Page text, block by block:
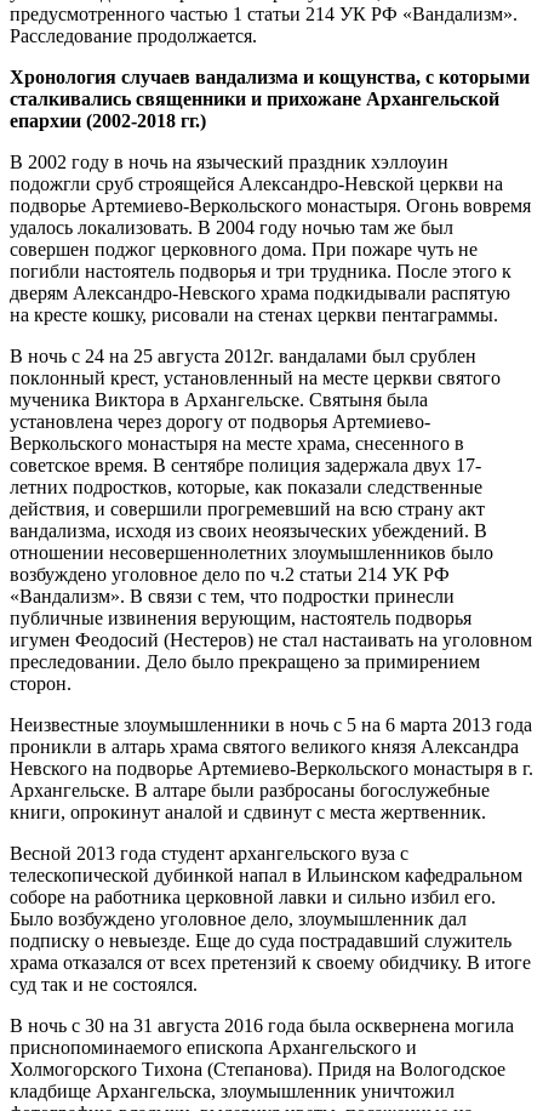
предусмотренного частью 1 статьи 214 УК РФ «Вандализм».
Расследование продолжается.
Хронология случаев вандализма и кощунства, с которыми
сталкивались священники и прихожане Архангельской
епархии (2002-2018 гг.)
В 2002 году в ночь на языческий праздник хэллоуин
подожгли сруб строящейся Александро-Невской церкви на
подворье Артемиево-Веркольского монастыря. Огонь вовремя
удалось локализовать. В 2004 году ночью там же был
совершен поджог церковного дома. При пожаре чуть не
погибли настоятель подворья и три трудника. После этого к
дверям Александро-Невского храма подкидывали распятую
на кресте кошку, рисовали на стенах церкви пентаграммы.
В ночь с 24 на 25 августа 2012г. вандалами был срублен
поклонный крест, установленный на месте церкви святого
мученика Виктора в Архангельске. Святыня была
установлена через дорогу от подворья Артемиево-
Веркольского монастыря на месте храма, снесенного в
советское время. В сентябре полиция задержала двух 17-
летних подростков, которые, как показали следственные
действия, и совершили прогремевший на всю страну акт
вандализма, исходя из своих неоязыческих убеждений. В
отношении несовершеннолетних злоумышленников было
возбуждено уголовное дело по ч.2 статьи 214 УК РФ
«Вандализм». В связи с тем, что подростки принесли
публичные извинения верующим, настоятель подворья
игумен Феодосий (Нестеров) не стал настаивать на уголовном
преследовании. Дело было прекращено за примирением
сторон.
Неизвестные злоумышленники в ночь с 5 на 6 марта 2013 года
проникли в алтарь храма святого великого князя Александра
Невского на подворье Артемиево-Веркольского монастыря в г.
Архангельске. В алтаре были разбросаны богослужебные
книги, опрокинут аналой и сдвинут с места жертвенник.
Весной 2013 года студент архангельского вуза с
телескопической дубинкой напал в Ильинском кафедральном
соборе на работника церковной лавки и сильно избил его.
Было возбуждено уголовное дело, злоумышленник дал
подписку о невыезде. Еще до суда пострадавший служитель
храма отказался от всех претензий к своему обидчику. В итоге
суд так и не состоялся.
В ночь с 30 на 31 августа 2016 года была осквернена могила
приснопоминаемого епископа Архангельского и
Холмогорского Тихона (Степанова). Придя на Вологодское
кладбище Архангельска, злоумышленник уничтожил